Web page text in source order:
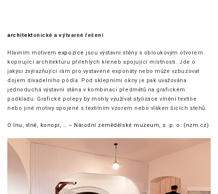
architektonické a výtvarné řešení
Hlavním motivem expozice jsou výstavní stěny s obloukovým otvorem
kopírující architekturu přilehlých kleneb spojující místnosti. Jde o
jakýsi zvýrazňující rám pro vystavené exponáty nebo může vzbuzovat
dojem divadelního pódia. Pod sklepními okny je pak uvažována
jednoduchá výstavní stěna v kombinaci předmětů na grafickém
podkladu. Grafické polepy by mohly využívat stylizace vlnění textilie
nebo jiné motivy spojené s textilním vzorem nebo vláken šicích stehů.
O lnu, vlně, konopí, … – Národní zemědělské muzeum, s. p. o. (nzm.cz)